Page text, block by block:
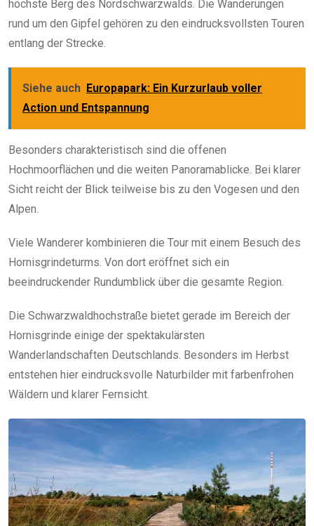
höchste Berg des Nordschwarzwalds. Die Wanderungen
rund um den Gipfel gehören zu den eindrucksvollsten Touren
entlang der Strecke.
Siehe auch Europapark: Ein Kurzurlaub voller
Action und Entspannung
Besonders charakteristisch sind die offenen
Hochmoorflächen und die weiten Panoramablicke. Bei klarer
Sicht reicht der Blick teilweise bis zu den Vogesen und den
Alpen.
Viele Wanderer kombinieren die Tour mit einem Besuch des
Hornisgrindeturms. Von dort eröffnet sich ein
beeindruckender Rundumblick über die gesamte Region.
Die Schwarzwaldhochstraße bietet gerade im Bereich der
Hornisgrinde einige der spektakulärsten
Wanderlandschaften Deutschlands. Besonders im Herbst
entstehen hier eindrucksvolle Naturbilder mit farbenfrohen
Wäldern und klarer Fernsicht.